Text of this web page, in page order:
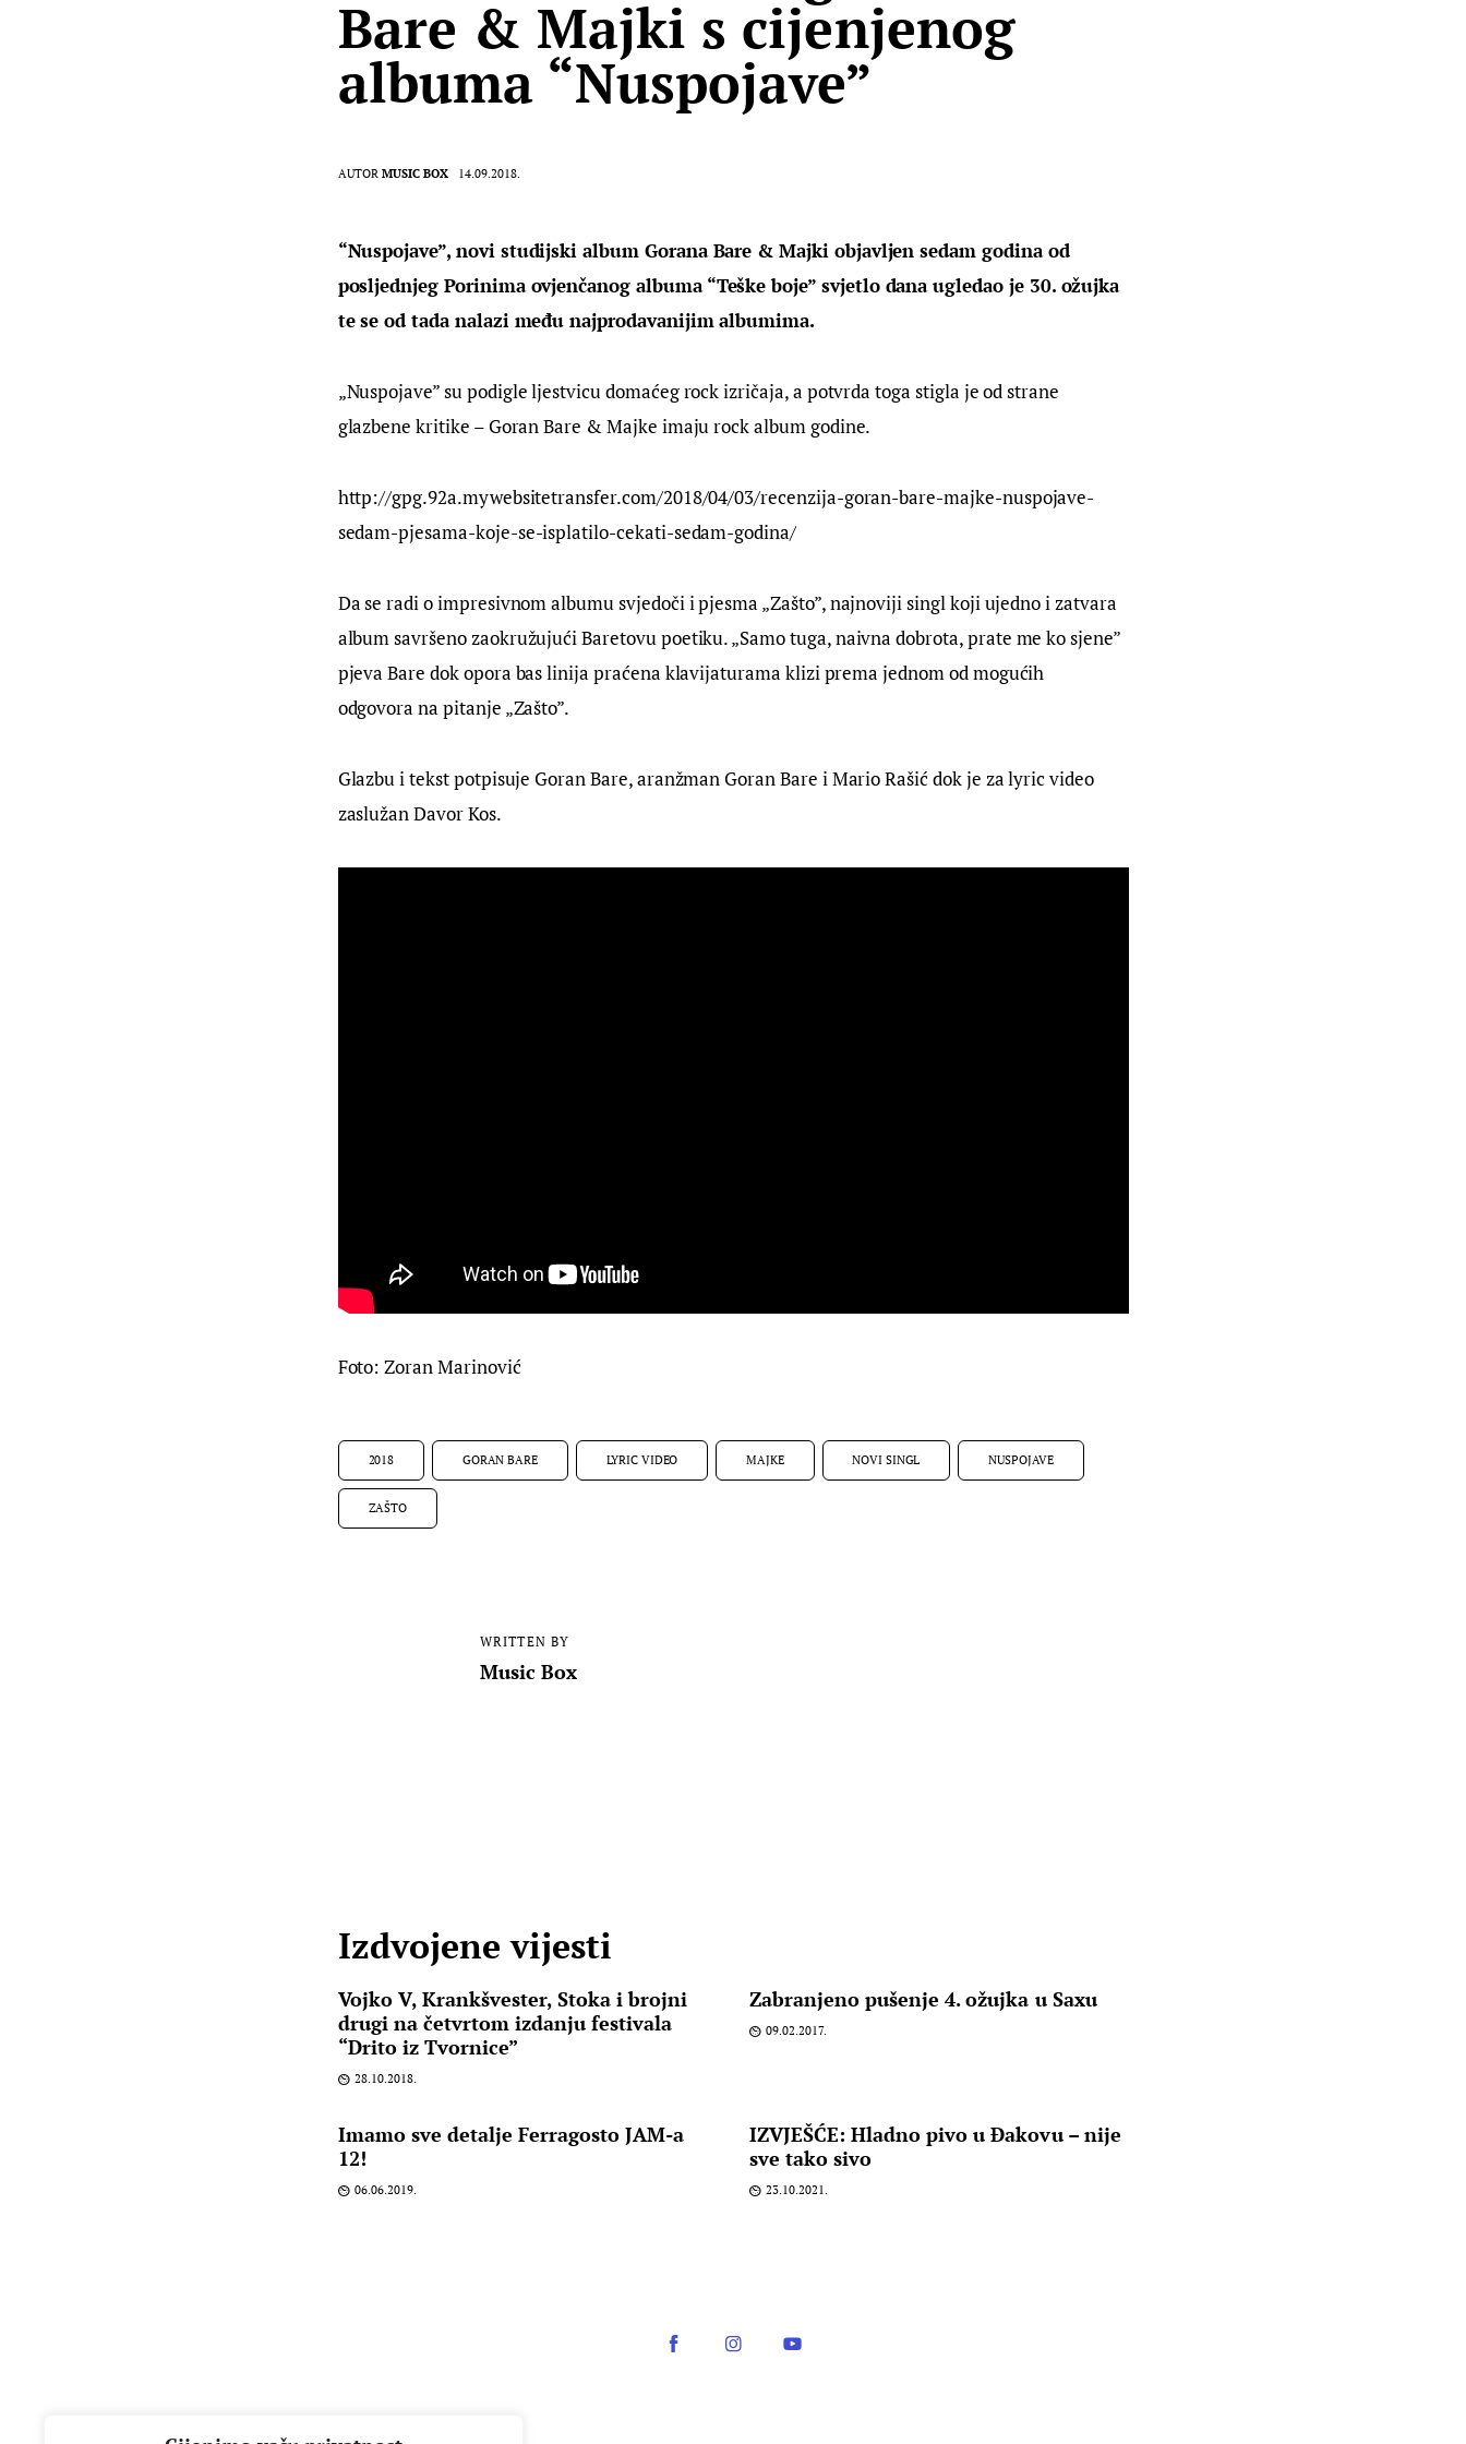
Bare & Majki s cijenjenog
albuma “Nuspojave”
AUTOR MUSIC BOX 14.09.2018.
“Nuspojave”, novi studijski album Gorana Bare & Majki objavljen sedam godina od
posljednjeg Porinima ovjenčanog albuma “Teške boje” svjetlo dana ugledao je 30. ožujka
te se od tada nalazi među najprodavanijim albumima.
„Nuspojave” su podigle ljestvicu domaćeg rock izričaja, a potvrda toga stigla je od strane
glazbene kritike – Goran Bare & Majke imaju rock album godine.
http://gpg.92a.mywebsitetransfer.com/2018/04/03/recenzija-goran-bare-majke-nuspojave-
sedam-pjesama-koje-se-isplatilo-cekati-sedam-godina/
Da se radi o impresivnom albumu svjedoči i pjesma „Zašto”, najnoviji singl koji ujedno i zatvara
album savršeno zaokružujući Baretovu poetiku. „Samo tuga, naivna dobrota, prate me ko sjene”
pjeva Bare dok opora bas linija praćena klavijaturama klizi prema jednom od mogućih
odgovora na pitanje „Zašto”.
Glazbu i tekst potpisuje Goran Bare, aranžman Goran Bare i Mario Rašić dok je za lyric video
zaslužan Davor Kos.
Foto: Zoran Marinović
2018 GORAN BARE LYRIC VIDEO MAJKE NOVI SINGL NUSPOJAVE
ZAŠTO
WRITTEN BY
Music Box
Izdvojene vijesti
Vojko V, Krankšvester, Stoka i brojni
drugi na četvrtom izdanju festivala
“Drito iz Tvornice”
28.10.2018.
Zabranjeno pušenje 4. ožujka u Saxu
09.02.2017.
Imamo sve detalje Ferragosto JAM-a
12!
06.06.2019.
IZVJEŠĆE: Hladno pivo u Đakovu – nije
sve tako sivo
23.10.2021.